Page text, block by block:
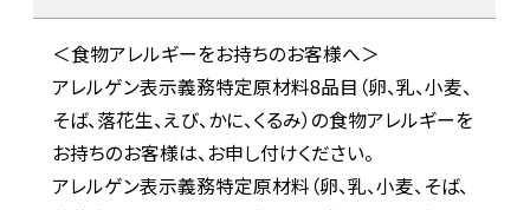
＜食物アレルギーをお持ちのお客様へ＞
アレルゲン表示義務特定原材料8品目（卵、乳、小麦、
そば、落花生、えび、かに、くるみ）の食物アレルギーを
お持ちのお客様は、お申し付けください。
アレルゲン表示義務特定原材料（卵、乳、小麦、そば、